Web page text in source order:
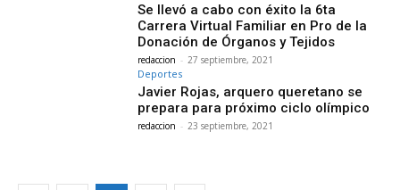
Se llevó a cabo con éxito la 6ta
Carrera Virtual Familiar en Pro de la
Donación de Órganos y Tejidos
redaccion - 27 septiembre, 2021
Deportes
Javier Rojas, arquero queretano se
prepara para próximo ciclo olímpico
redaccion - 23 septiembre, 2021